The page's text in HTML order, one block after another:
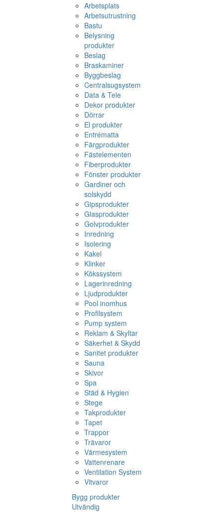
Arbetsplats
Arbetsutrustning
Bastu
Belysning
produkter
Beslag
Braskaminer
Byggbeslag
Centralsugsystem
Data & Tele
Dekor produkter
Dörrar
El produkter
Entrématta
Färgprodukter
Fästelementen
Fiberprodukter
Fönster produkter
Gardiner och
solskydd
Gipsprodukter
Glasprodukter
Golvprodukter
Inredning
Isolering
Kakel
Klinker
Kökssystem
Lagerinredning
Ljudprodukter
Pool inomhus
Profilsystem
Pump system
Reklam & Skyltar
Säkerhet & Skydd
Sanitet produkter
Sauna
Skivor
Spa
Städ & Hygien
Stege
Takprodukter
Tapet
Trappor
Trävaror
Värmesystem
Vattenrenare
Ventilation System
Vitvaror
Bygg produkter
Utvändig